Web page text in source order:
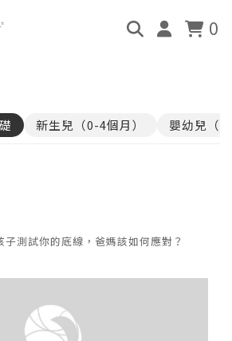
0
新生兒（0-4個月） 嬰幼兒（
子測試你的底線，爸媽該如何應對？